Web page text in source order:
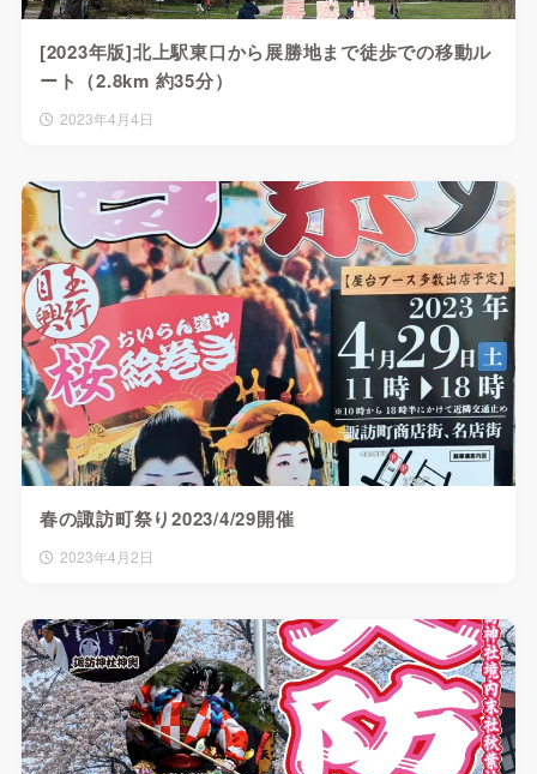
[2023年版]北上駅東口から展勝地まで徒歩での移動ル
ート（2.8km 約35分）
2023年4月4日
春の諏訪町祭り2023/4/29開催
2023年4月2日